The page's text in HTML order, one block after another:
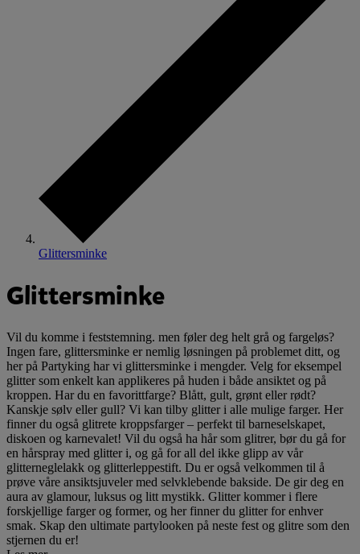
Glittersminke
Glittersminke
Vil du komme i feststemning. men føler deg helt grå og fargeløs?
Ingen fare, glittersminke er nemlig løsningen på problemet ditt, og
her på Partyking har vi glittersminke i mengder. Velg for eksempel
glitter som enkelt kan applikeres på huden i både ansiktet og på
kroppen. Har du en favorittfarge? Blått, gult, grønt eller rødt?
Kanskje sølv eller gull? Vi kan tilby glitter i alle mulige farger. Her
finner du også glitrete kroppsfarger – perfekt til barneselskapet,
diskoen og karnevalet! Vil du også ha hår som glitrer, bør du gå for
en hårspray med glitter i, og gå for all del ikke glipp av vår
glitterneglelakk og glitterleppestift. Du er også velkommen til å
prøve våre ansiktsjuveler med selvklebende bakside. De gir deg en
aura av glamour, luksus og litt mystikk. Glitter kommer i flere
forskjellige farger og former, og her finner du glitter for enhver
smak. Skap den ultimate partylooken på neste fest og glitre som den
stjernen du er!